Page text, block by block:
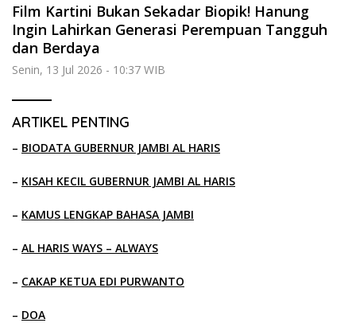
Film Kartini Bukan Sekadar Biopik! Hanung
Ingin Lahirkan Generasi Perempuan Tangguh
dan Berdaya
Senin, 13 Jul 2026 - 10:37 WIB
ARTIKEL PENTING
– BIODATA GUBERNUR JAMBI AL HARIS
– KISAH KECIL GUBERNUR JAMBI AL HARIS
– KAMUS LENGKAP BAHASA JAMBI
– AL HARIS WAYS – ALWAYS
– CAKAP KETUA EDI PURWANTO
– DOA